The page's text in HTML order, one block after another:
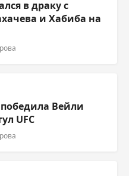
в драку с
и Хабиба на
Вейли
UFC